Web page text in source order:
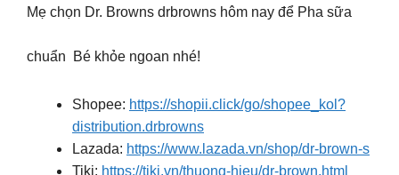
Mẹ chọn Dr. Browns drbrowns hôm nay để Pha sữa
chuẩn Bé khỏe ngoan nhé!
Shopee: https://shopii.click/go/shopee_kol?
distribution.drbrowns
Lazada: https://www.lazada.vn/shop/dr-brown-s
Tiki: https://tiki.vn/thuong-hieu/dr-brown.html